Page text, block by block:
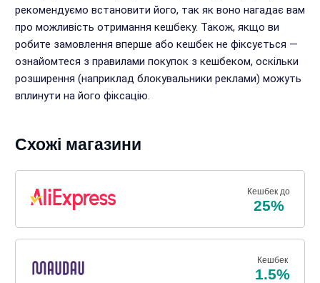
рекомендуємо встановити його, так як воно нагадає вам
про можливість отримання кешбеку. Також, якщо ви
робите замовлення вперше або кешбек не фіксується —
ознайомтеся з правилами покупок з кешбеком, оскільки
розширення (наприклад блокувальники реклами) можуть
вплинути на його фіксацію.
Схожі магазини
Кешбек до
25%
Кешбек
1.5%